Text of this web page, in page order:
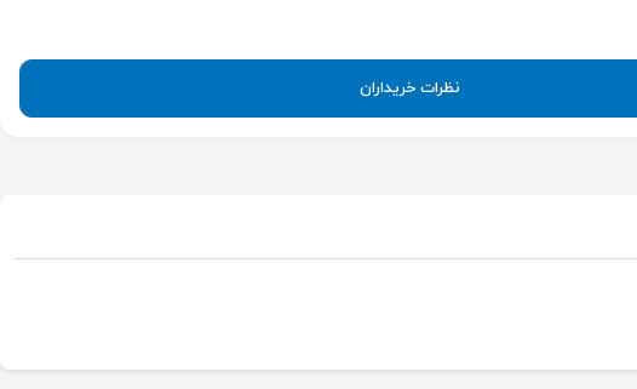
نظرات خریداران